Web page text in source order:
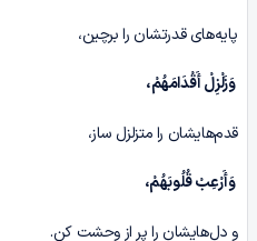
پایه‌های قدرتشان را برچین،
وَزَلْزِلْ أَقْدَامَهُمْ،
قدم‌هایشان را متزلزل ساز،
وَأَرْعِبْ قُلُوبَهُمْ،
و دل‌هایشان را پر از وحشت کن.